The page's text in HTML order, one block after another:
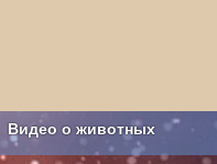
Видео о животных